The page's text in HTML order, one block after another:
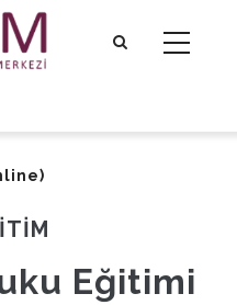
Eğitimi